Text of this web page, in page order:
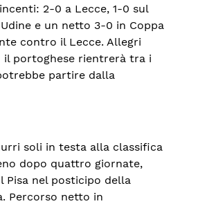
2-0 a Lecce, 1-0 sul
e un netto 3-0 in Coppa
contro il Lecce. Allegri
il portoghese rientrerà tra i
partire dalla
soli in testa alla classifica
dopo quattro giornate,
Pisa nel posticipo della
Percorso netto in